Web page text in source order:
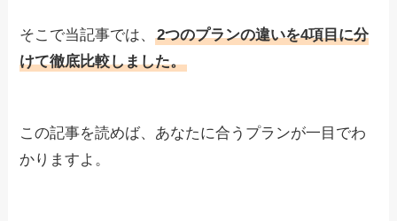
そこで当記事では、2つのプランの違いを4項目に分
けて徹底比較しました。
この記事を読めば、あなたに合うプランが一目でわ
かりますよ。